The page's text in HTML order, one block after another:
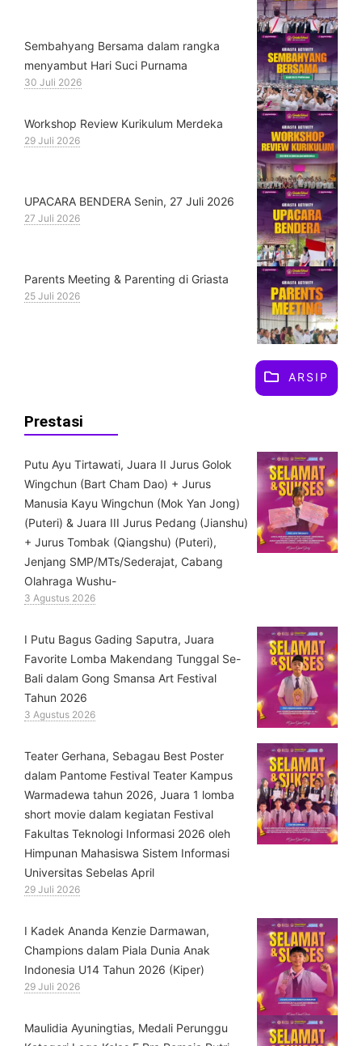
Sembahyang Bersama dalam rangka
menyambut Hari Suci Purnama
30 Juli 2026
Workshop Review Kurikulum Merdeka
29 Juli 2026
UPACARA BENDERA Senin, 27 Juli 2026
27 Juli 2026
Parents Meeting & Parenting di Griasta
25 Juli 2026
ARSIP
Prestasi
Putu Ayu Tirtawati, Juara II Jurus Golok
Wingchun (Bart Cham Dao) + Jurus
Manusia Kayu Wingchun (Mok Yan Jong)
(Puteri) & ⁠Juara III Jurus Pedang (Jianshu)
+ Jurus Tombak (Qiangshu) (Puteri),
Jenjang SMP/MTs/Sederajat, Cabang
Olahraga Wushu-
3 Agustus 2026
I Putu Bagus Gading Saputra, Juara
Favorite Lomba Makendang Tunggal Se-
Bali dalam Gong Smansa Art Festival
Tahun 2026
3 Agustus 2026
Teater Gerhana, Sebagau Best Poster
dalam Pantome Festival Teater Kampus
Warmadewa tahun 2026, Juara 1 lomba
short movie dalam kegiatan Festival
Fakultas Teknologi Informasi 2026 oleh
Himpunan Mahasiswa Sistem Informasi
Universitas Sebelas April
29 Juli 2026
⁠I Kadek Ananda Kenzie Darmawan,
Champions dalam Piala Dunia Anak
Indonesia U14 Tahun 2026 (Kiper)
29 Juli 2026
⁠Maulidia Ayuningtias, Medali Perunggu